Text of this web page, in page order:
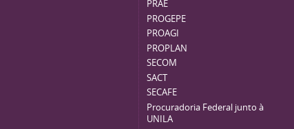
PRAE
PROGEPE
PROAGI
PROPLAN
SECOM
SACT
SECAFE
Procuradoria Federal junto à
UNILA